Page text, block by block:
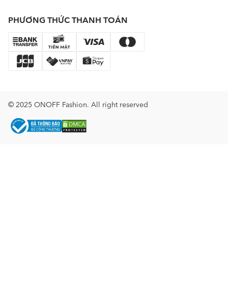
PHƯƠNG THỨC THANH TOÁN
© 2025 ONOFF Fashion. All right reserved